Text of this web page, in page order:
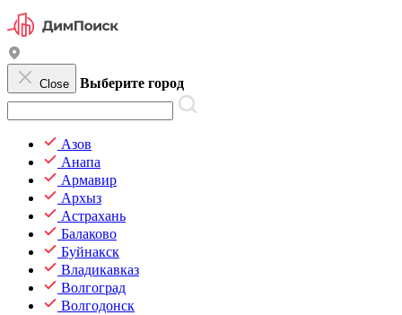
Close Выберите город
Азов
Анапа
Армавир
Архыз
Астрахань
Балаково
Буйнакск
Владикавказ
Волгоград
Волгодонск